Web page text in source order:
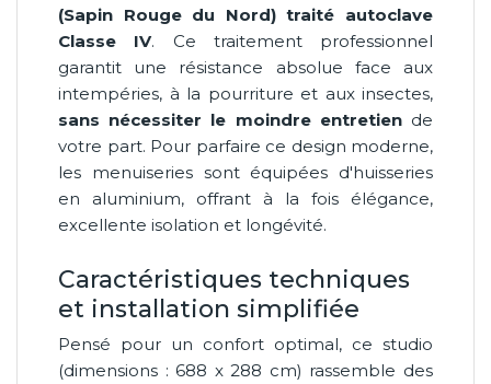
(Sapin Rouge du Nord) traité autoclave
Classe IV. Ce traitement professionnel
garantit une résistance absolue face aux
intempéries, à la pourriture et aux insectes,
sans nécessiter le moindre entretiende
votre part. Pour parfaire ce design moderne,
les menuiseries sont équipées d'huisseries
en aluminium, offrant à la fois élégance,
excellente isolation et longévité.
Caractéristiques techniques
et installation simplifiée
Pensé pour un confort optimal, ce studio
(dimensions : 688 x 288 cm) rassemble des